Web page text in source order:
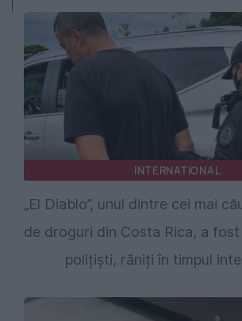
INTERNATIONAL
„El Diablo”, unul dintre cei mai
de droguri din Costa Rica, a
polițiști, răniți în timpul